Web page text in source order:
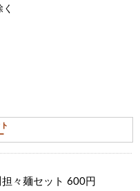
々麺セット 600円